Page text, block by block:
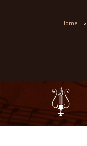
Home >